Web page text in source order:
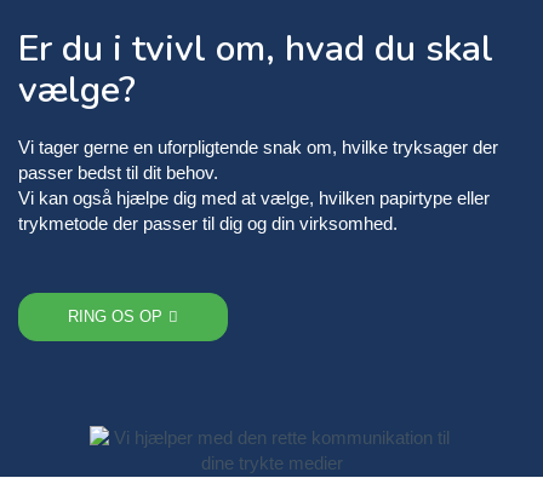
Er du i tvivl om, hvad du skal
vælge?
Vi tager gerne en uforpligtende snak om, hvilke tryksager der
passer bedst til dit behov.
Vi kan også hjælpe dig med at vælge, hvilken papirtype eller
trykmetode der passer til dig og din virksomhed.
RING OS OP